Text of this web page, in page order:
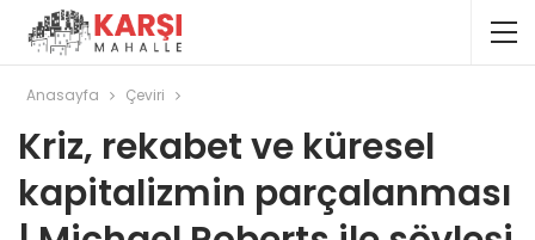
Anasayfa Çeviri
Kriz, rekabet ve küresel
kapitalizmin parçalanması